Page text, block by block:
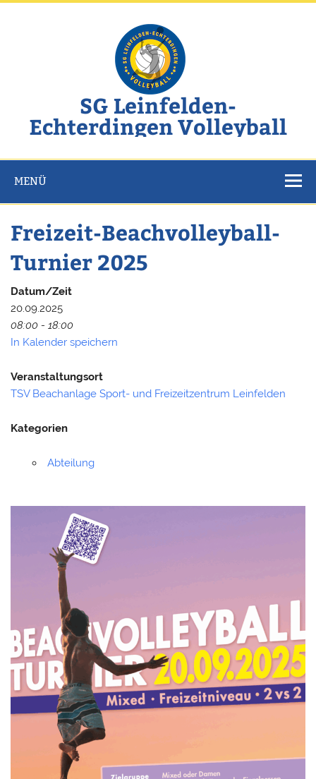
Zum
SG Leinfelden-
Echterdingen Volleyball
MENÜ
Freizeit-Beachvolleyball-
Turnier 2025
Datum/Zeit
20.09.2025
08:00 - 18:00
In Kalender speichern
Veranstaltungsort
TSV Beachanlage Sport- und Freizeitzentrum Leinfelden
Kategorien
Abteilung